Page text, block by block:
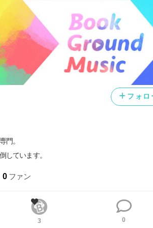
フォロ
門。
しています。
0 ファン
3 0